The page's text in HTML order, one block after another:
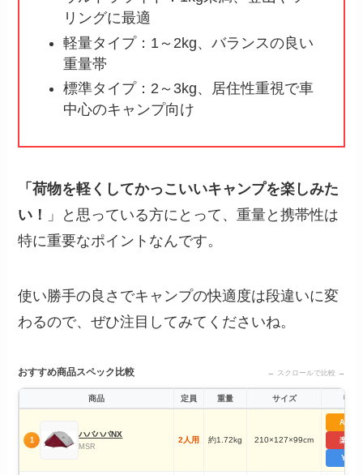
リングに最適
軽量タイプ：1～2kg、バランスの良い
重量帯
標準タイプ：2～3kg、居住性重視で車
中心のキャンプ向け
「荷物を軽くしてかっこいいキャンプを楽しみた
い！
」と思っている方にとって、重量と携帯性は
特に重要なポイントなんです。
使い勝手の良さでキャンプの快適度は段違いに変
わるので、ぜひ注目してみてくださいね。
おすすめ商品スペック比較 ← スクロールで比較 →
商品 定員 重量 サイズ リン
1
ハバハバNX
MSR
2人用 約1.72kg 210×127×99cm 楽天市